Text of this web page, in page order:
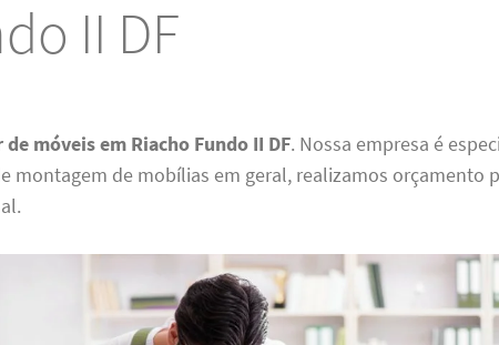
II DF
móveis em Riacho Fundo II DF. Nossa empresa é
montagem de mobílias em geral, realizamos orçamento